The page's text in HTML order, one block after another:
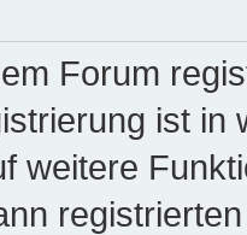
Forum
ist in
weitere